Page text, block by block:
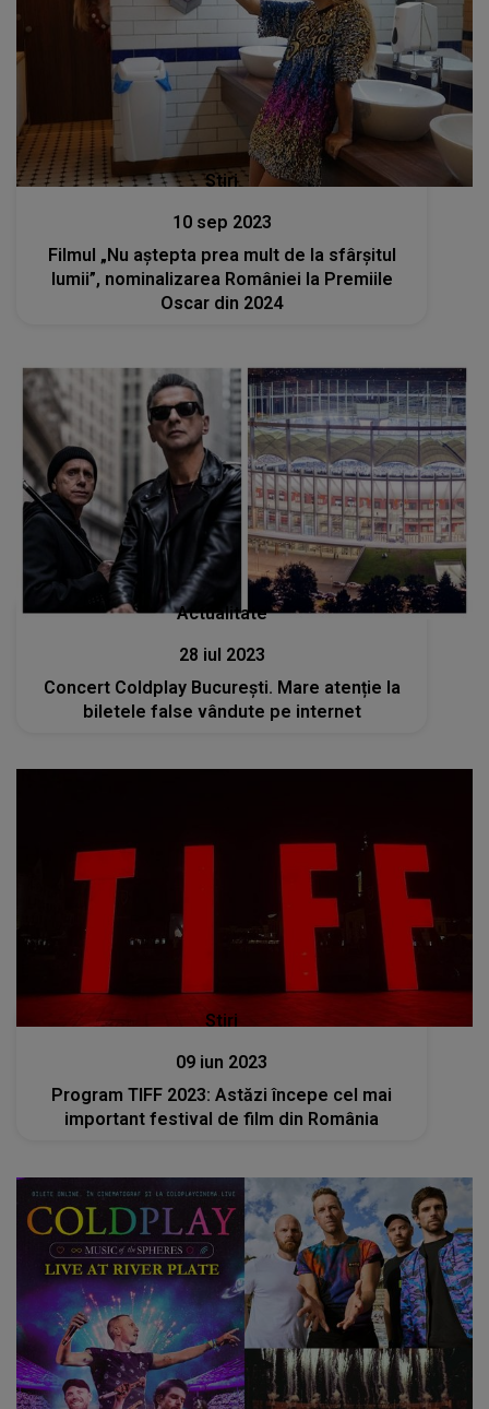
Stiri
10 sep 2023
Filmul „Nu aştepta prea mult de la sfârşitul
lumii”, nominalizarea României la Premiile
Oscar din 2024
Actualitate
28 iul 2023
Concert Coldplay București. Mare atenție la
biletele false vândute pe internet
Stiri
09 iun 2023
Program TIFF 2023: Astăzi începe cel mai
important festival de film din România